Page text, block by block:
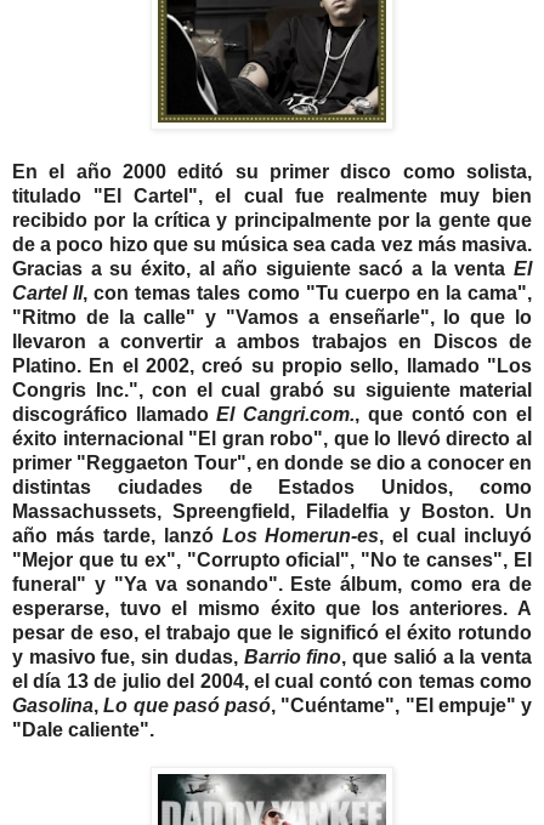
En el año 2000 editó su primer disco como solista,
titulado "El Cartel", el cual fue realmente muy bien
recibido por la crítica y principalmente por la gente que
de a poco hizo que su música sea cada vez más masiva.
Gracias a su éxito, al año siguiente sacó a la venta El
Cartel II, con temas tales como "Tu cuerpo en la cama",
"Ritmo de la calle" y "Vamos a enseñarle", lo que lo
llevaron a convertir a ambos trabajos en Discos de
Platino. En el 2002, creó su propio sello, llamado "Los
Congris Inc.", con el cual grabó su siguiente material
discográfico llamadoEl Cangri.com., que contó con el
éxito internacional "El gran robo", que lo llevó directo al
primer "Reggaeton Tour", en donde se dio a conocer en
distintas ciudades de Estados Unidos, como
Massachussets, Spreengfield, Filadelfia y Boston. Un
año más tarde, lanzó Los Homerun-es, el cual incluyó
"Mejor que tu ex", "Corrupto oficial", "No te canses", El
funeral" y "Ya va sonando". Este álbum, como era de
esperarse, tuvo el mismo éxito que los anteriores. A
pesar de eso, el trabajo que le significó el éxito rotundo
y masivo fue, sin dudas, Barrio fino, que salió a la venta
el día 13 de julio del 2004, el cual contó con temas como
Gasolina,Lo que pasó pasó, "Cuéntame", "El empuje" y
"Dale caliente".